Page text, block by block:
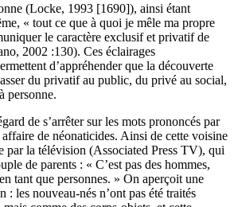
(Locke, 1993 [1690]), ainsi étant
« tout ce que à quoi je mêle ma propre
le caractère exclusif et privatif de
2002 :130). Ces éclairages
d’appréhender que la découverte
du privatif au public, du privé au social,
personne.
de s’arrêter sur les mots prononcés par
affaire de néonaticides. Ainsi de cette voisine
par la télévision (Associated Press TV), qui
de parents : « C’est pas des hommes,
tant que personnes. » On aperçoit une
: les nouveau-nés n’ont pas été traités